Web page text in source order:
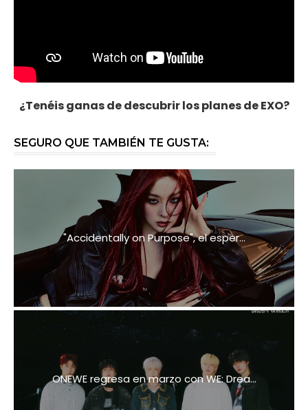
¿Tenéis ganas de descubrir los planes de EXO?
SEGURO QUE TAMBIÉN TE GUSTA:
"Accidentally on Purpose", el esper...
ONEWE regresa en marzo con WE: Drea...